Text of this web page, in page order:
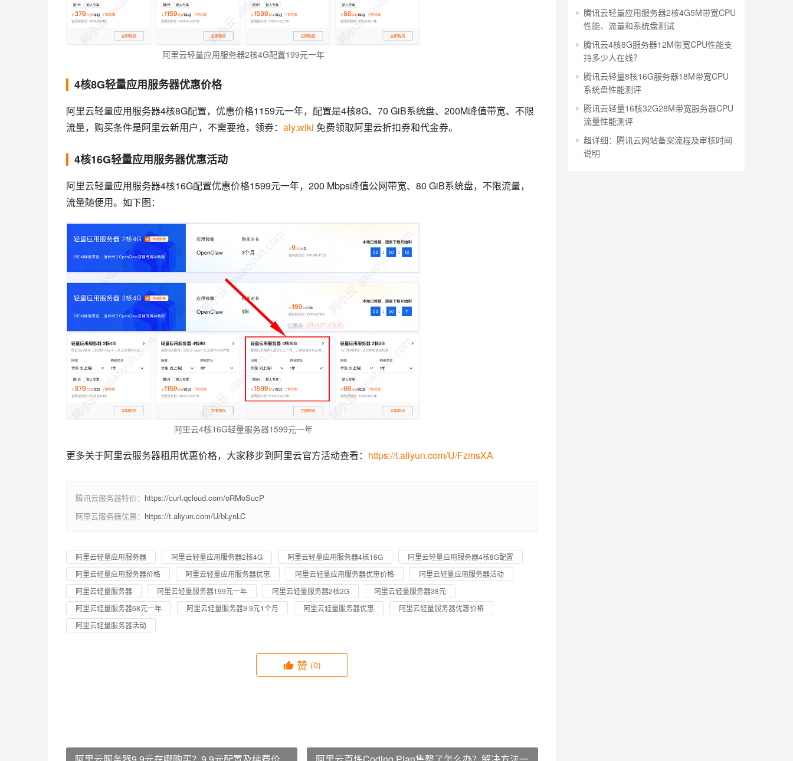
阿里云轻量应用服务器2核4G配置199元一年
4核8G轻量应用服务器优惠价格
阿里云轻量应用服务器4核8G配置，优惠价格1159元一年，配置是4核8G、70 GiB系统盘、200M峰值带宽、不限
流量，购买条件是阿里云新用户，不需要抢，领券： aly.wiki 免费领取阿里云折扣券和代金券。
4核16G轻量应用服务器优惠活动
阿里云轻量应用服务器4核16G配置优惠价格1599元一年，200 Mbps峰值公网带宽、80 GiB系统盘，不限流量，
流量随便用。如下图：
阿里云4核16G轻量服务器1599元一年
更多关于阿里云服务器租用优惠价格，大家移步到阿里云官方活动查看： https://t.aliyun.com/U/FzmsXA
腾讯云服务器特价： https://curl.qcloud.com/oRMoSucP
阿里云服务器优惠： https://t.aliyun.com/U/bLynLC
阿里云轻量应用服务器 阿里云轻量应用服务器2核4G 阿里云轻量应用服务器4核16G
阿里云轻量应用服务器4核8G配置
阿里云轻量应用服务器价格
阿里云轻量应用服务器优惠 阿里云轻量应用服务器优惠价格
阿里云轻量应用服务器活动
阿里云轻量服务器
阿里云轻量服务器199元一年 阿里云轻量服务器2核2G
阿里云轻量服务器38元
阿里云轻量服务器68元一年
阿里云轻量服务器9.9元1个月 阿里云轻量服务器优惠
阿里云轻量服务器优惠价格
阿里云轻量服务器活动
赞 (0)
腾讯云轻量应用服务器2核4G5M带宽CPU
性能、流量和系统盘测试
腾讯云4核8G服务器12M带宽CPU性能支
持多少人在线？
腾讯云轻量8核16G服务器18M带宽CPU
系统盘性能测评
腾讯云轻量16核32G28M带宽服务器CPU
流量性能测评
超详细：腾讯云网站备案流程及审核时间
说明